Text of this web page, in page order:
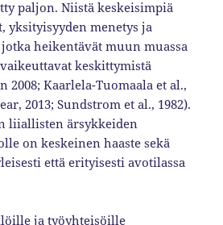
paljon. Niistä keskeisimpiä
yksityisyyden menetys ja
heikentävät muun muassa
keskittymistä
2008; Kaarlela-Tuomaala et al.,
2013; Sundstrom et al., 1982).
liiallisten ärsykkeiden
on keskeinen haaste sekä
että erityisesti avotilassa
ja työyhteisöille